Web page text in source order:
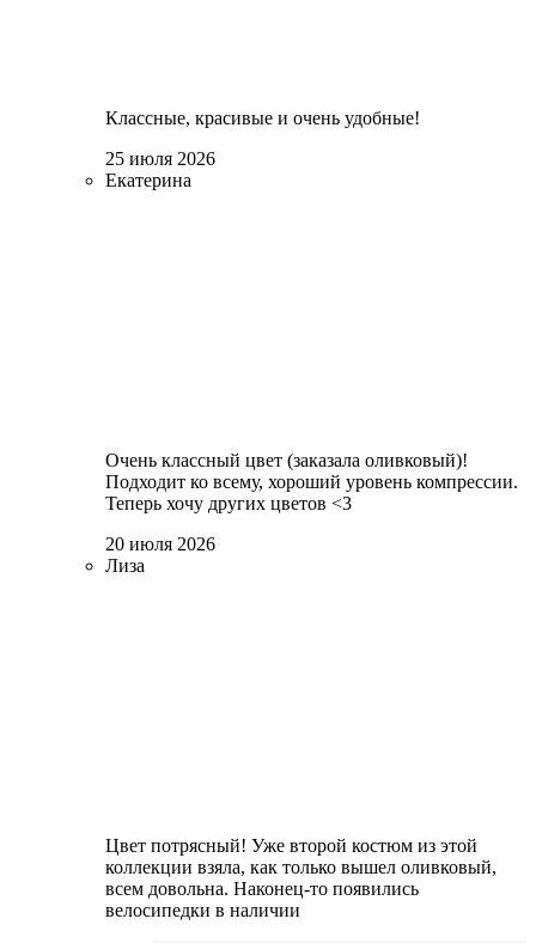
Классные, красивые и очень удобные!
25 июля 2026
Екатерина
Очень классный цвет (заказала оливковый)!
Подходит ко всему, хороший уровень компрессии.
Теперь хочу других цветов <3
20 июля 2026
Лиза
Цвет потрясный! Уже второй костюм из этой
коллекции взяла, как только вышел оливковый,
всем довольна. Наконец-то появились
велосипедки в наличии